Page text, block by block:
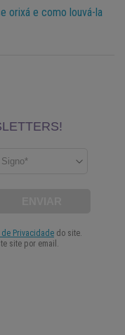
orixá e como louvá-la